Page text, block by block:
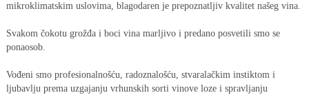
mikroklimatskim uslovima, blagodaren je prepoznatljiv kvalitet našeg vina.
Svakom čokotu grožđa i boci vina marljivo i predano posvetili smo se
ponaosob.
Vođeni smo profesionalnošću, radoznalošću, stvaralačkim instiktom i
ljubavlju prema uzgajanju vrhunskih sorti vinove loze i spravljanju